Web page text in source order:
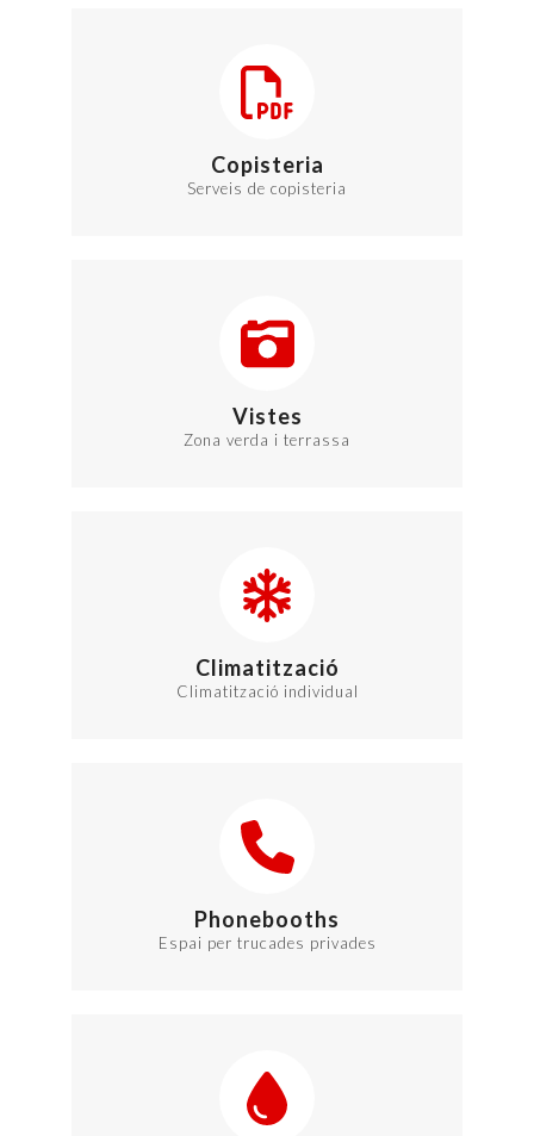
Copisteria
Serveis de copisteria
Vistes
Zona verda i terrassa
Climatització
Climatització individual
Phonebooths
Espai per trucades privades